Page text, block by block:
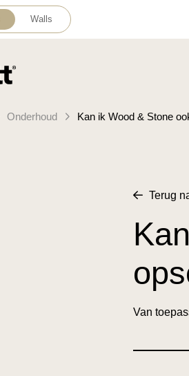
Walls
Onderhoud Kan ik Wood & Stone
Terug
Van